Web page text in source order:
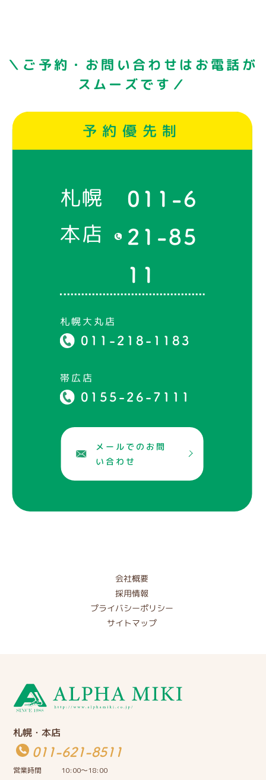
＼ご予約・お問い合わせはお電話が
スムーズです／
予約優先制
札幌
本店
011-6
21-85
11
札幌大丸店
011-218-1183
帯広店
0155-26-7111
メールでのお問
い合わせ
会社概要
採用情報
プライバシーポリシー
サイトマップ
札幌・本店
011-621-8511
営業時間
10:00〜18:00